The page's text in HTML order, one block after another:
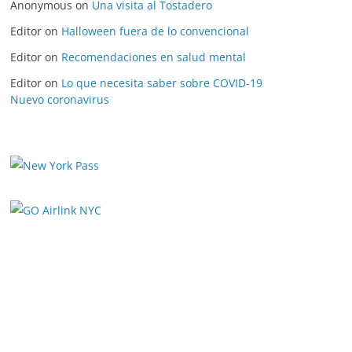
Anonymous on Una visita al Tostadero
Editor on Halloween fuera de lo convencional
Editor on Recomendaciones en salud mental
Editor on Lo que necesita saber sobre COVID-19
Nuevo coronavirus